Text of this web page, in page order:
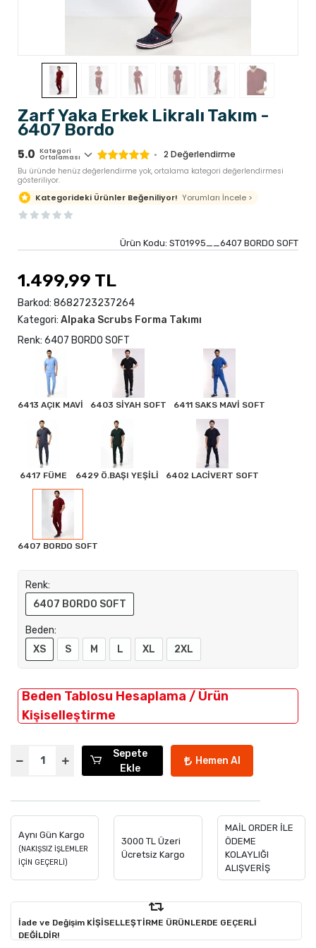
Zarf Yaka Erkek Likralı Takım -
6407 Bordo
5.0 Kategori
Ortalaması 2 Değerlendirme
Bu üründe henüz değerlendirme yok, ortalama kategori değerlendirmesi
gösteriliyor.
Kategorideki Ürünler Beğeniliyor! Yorumları İncele >
Ürün Kodu: ST01995__6407 BORDO SOFT
1.499,99 TL
Barkod: 8682723237264
Kategori: Alpaka Scrubs Forma Takımı
Renk: 6407 BORDO SOFT
6413 AÇIK MAVİ 6403 SİYAH SOFT 6411 SAKS MAVİ SOFT
6417 FÜME 6429 Ö.BAŞI YEŞİLİ 6402 LACİVERT SOFT
6407 BORDO SOFT
Renk:
6407 BORDO SOFT
Beden:
XS
S M L XL 2XL
Beden Tablosu Hesaplama / Ürün
Kişiselleştirme
Sepete
Ekle
Hemen Al
Aynı Gün Kargo
(NAKIŞSIZ İŞLEMLER
İÇİN GEÇERLİ)
3000 TL Üzeri
Ücretsiz Kargo
MAİL ORDER İLE
ÖDEME
KOLAYLIĞI
ALIŞVERİŞ
İade ve Değişim KİŞİSELLEŞTİRME ÜRÜNLERDE GEÇERLİ
DEĞİLDİR!